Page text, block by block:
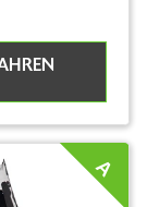
A